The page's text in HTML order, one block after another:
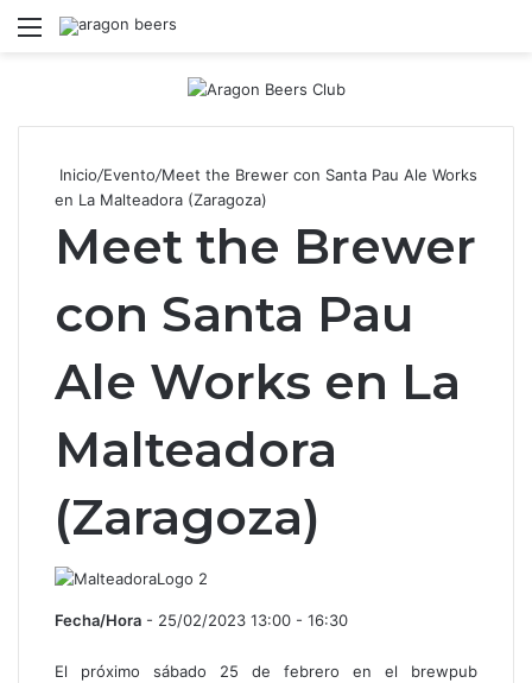
Menú
Inicio/Evento/Meet the Brewer con Santa Pau Ale Works
en La Malteadora (Zaragoza)
Meet the Brewer
con Santa Pau
Ale Works en La
Malteadora
(Zaragoza)
Fecha/Hora - 25/02/2023 13:00 - 16:30
El próximo sábado 25 de febrero en el brewpub